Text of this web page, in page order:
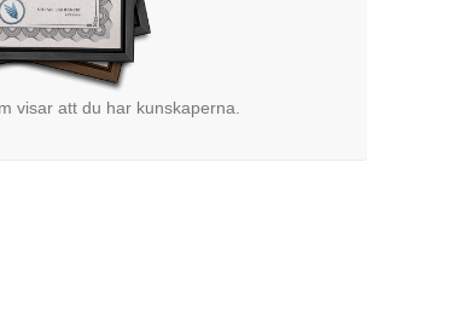
visar att du har kunskaperna.